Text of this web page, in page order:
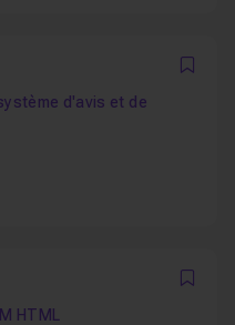
d'avis et de
HTML